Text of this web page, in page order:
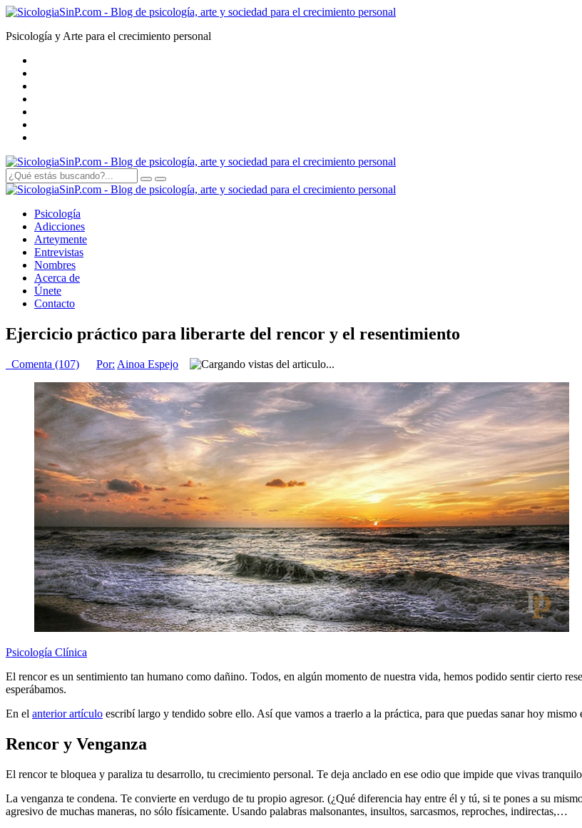
Psicología y Arte para el crecimiento personal
Psicología
Adicciones
Arteymente
Entrevistas
Nombres
Acerca de
Únete
Contacto
Ejercicio práctico para liberarte del rencor y el resentimiento
Comenta (107) Por: Ainoa Espejo
Psicología Clínica
El rencor es un sentimiento tan humano como dañino. Todos, en algún momento de nuestra vida, hemos podido sentir cierto
esperábamos.
En el anterior artículo escribí largo y tendido sobre ello. Así que vamos a traerlo a la práctica, para que puedas sanar hoy
Rencor y Venganza
El rencor te bloquea y paraliza tu desarrollo, tu crecimiento personal. Te deja anclado en ese odio que impide que vivas
La venganza te condena. Te convierte en verdugo de tu propio agresor. (¿Qué diferencia hay entre él y tú, si te pones a su
agresivo de muchas maneras, no sólo físicamente. Usando palabras malsonantes, insultos, sarcasmos, reproches, indirectas,…